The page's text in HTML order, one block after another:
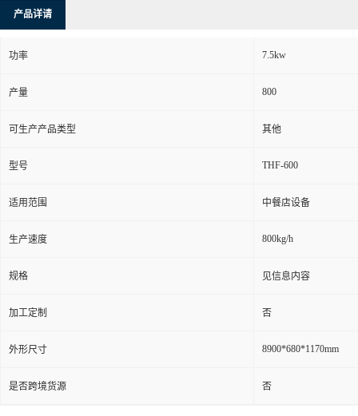
产品详请
功率 7.5kw
产量 800
可生产产品类型 其他
型号 THF-600
适用范围 中餐店设备
生产速度 800kg/h
规格 见信息内容
加工定制 否
外形尺寸 8900*680*1170mm
是否跨境货源 否